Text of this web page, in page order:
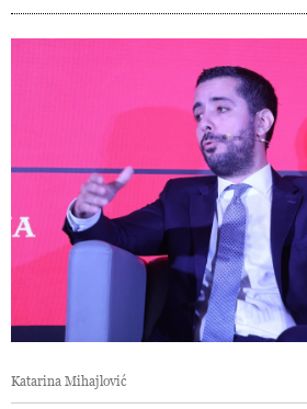
Katarina Mihajlović